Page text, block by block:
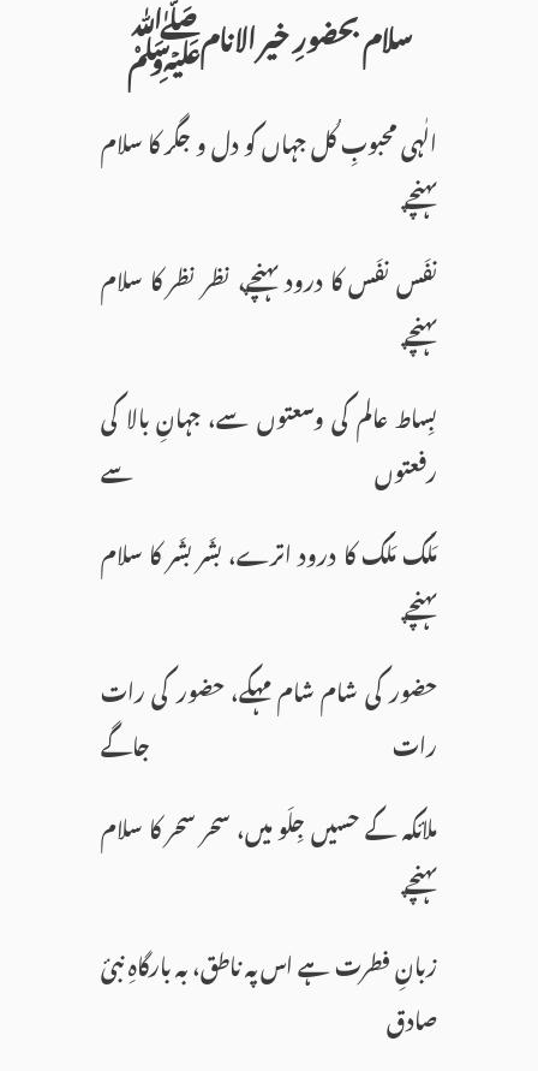
سـلام بحضورِ خیر الانامﷺ
الٰہی محبوبِ کُل جہاں کو دل و جگر کا سلام
پہنچے
نفَس نفَس کا درود پہنچے، نظر نظر کا سلام
پہنچے
بِساط عالم کی وسعتوں سے، جہانِ بالا کی
رفعتوں سے
مَلَک مَلَک کا درود اترے، بشَر بشَر کا سلام
پہنچے
حضور کی شام شام مہکے، حضور کی رات
رات جاگے
ملائکہ کے حسیں جِلَو میں، سحر سحر کا سلام
پہنچے
زبانِ فطرت ہے اس پہ ناطق، بہ بارگاہِ نبیٔ
صادق